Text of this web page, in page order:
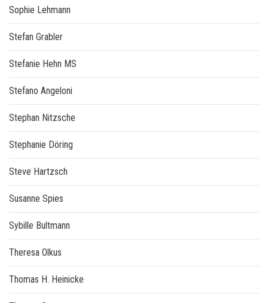
Sophie Lehmann
Stefan Grabler
Stefanie Hehn MS
Stefano Angeloni
Stephan Nitzsche
Stephanie Döring
Steve Hartzsch
Susanne Spies
Sybille Bultmann
Theresa Olkus
Thomas H. Heinicke